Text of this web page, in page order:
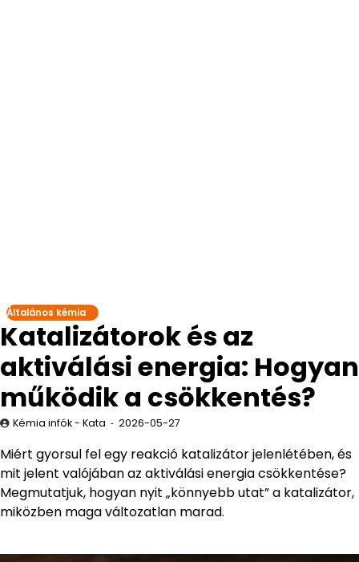
Általános kémia
Katalizátorok és az
aktiválási energia: Hogyan
működik a csökkentés?
Kémia infók - Kata 2026-05-27
Miért gyorsul fel egy reakció katalizátor jelenlétében, és
mit jelent valójában az aktiválási energia csökkentése?
Megmutatjuk, hogyan nyit „könnyebb utat” a katalizátor,
miközben maga változatlan marad.